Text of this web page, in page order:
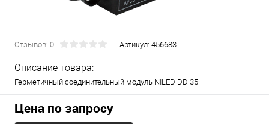
Отзывов: 0 Артикул: 456683
Описание товара:
Герметичный соединительный модуль NILED DD 35
Цена по запросу